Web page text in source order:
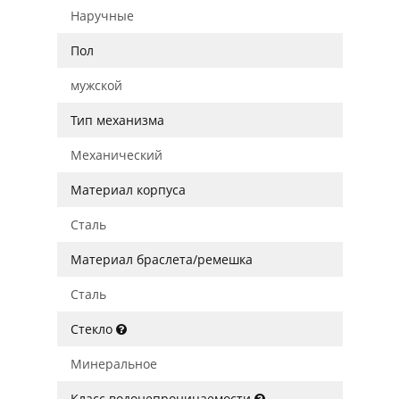
Наручные
Пол
мужской
Тип механизма
Механический
Материал корпуса
Сталь
Материал браслета/ремешка
Сталь
Стекло
Минеральное